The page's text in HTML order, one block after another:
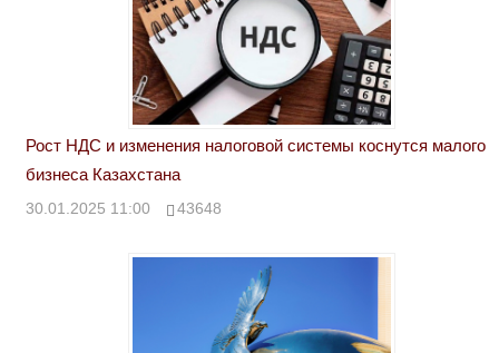
Рост НДС и изменения налоговой системы коснутся малого
бизнеса Казахстана
30.01.2025 11:00 43648